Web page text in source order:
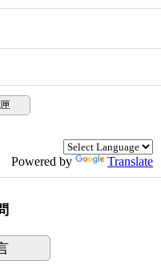
Powered by Translate